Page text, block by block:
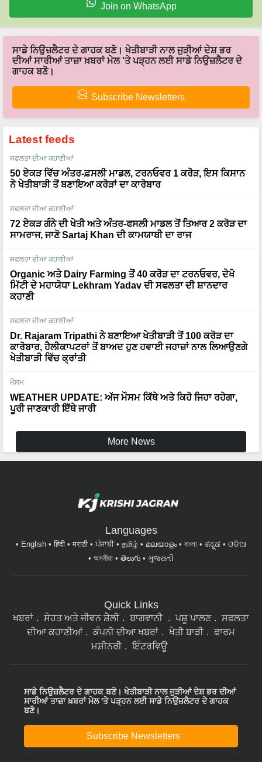
Join on WhatsApp
ਸਾਡੇ ਨਿਉਜ਼ਲੈਟਰ ਦੇ ਗਾਹਕ ਬਣੋ। ਖੇਤੀਬਾੜੀ ਨਾਲ ਜੁੜੀਆਂ ਦੇਸ਼ ਭਰ
ਦੀਆਂ ਸਾਰੀਆਂ ਤਾਜ਼ਾ ਖ਼ਬਰਾਂ ਮੇਲ 'ਤੇ ਪੜ੍ਹਨ ਲਈ ਸਾਡੇ ਨਿਉਜ਼ਲੈਟਰ ਦੇ
ਗਾਹਕ ਬਣੋ।
Subscribe Newsletters
Latest feeds
ਸਫਲਤਾ ਦੀਆ ਕਹਾਣੀਆਂ
50 ਏਕੜ ਵਿੱਚ ਅੰਤਰ-ਫ਼ਸਲੀ ਮਾਡਲ, ਟਰਨਓਵਰ 1 ਕਰੋੜ, ਇਸ ਕਿਸਾਨ
ਨੇ ਖੇਤੀਬਾੜੀ ਤੋਂ ਬਣਾਇਆ ਕਰੋੜਾਂ ਦਾ ਕਾਰੋਬਾਰ
ਸਫਲਤਾ ਦੀਆ ਕਹਾਣੀਆਂ
72 ਏਕੜ ਗੰਨੇ ਦੀ ਖੇਤੀ ਅਤੇ ਅੰਤਰ-ਫਸਲੀ ਮਾਡਲ ਤੋਂ ਤਿਆਰ 2 ਕਰੋੜ ਦਾ
ਸਾਮਰਾਜ, ਜਾਣੋ Sartaj Khan ਦੀ ਕਾਮਯਾਬੀ ਦਾ ਰਾਜ
ਸਫਲਤਾ ਦੀਆ ਕਹਾਣੀਆਂ
Organic ਅਤੇ Dairy Farming ਤੋਂ 40 ਕਰੋੜ ਦਾ ਟਰਨਓਵਰ, ਦੇਖੋ
ਮਿੱਟੀ ਦੇ ਮਹਾਯੋਧਾ Lekhram Yadav ਦੀ ਸਫਲਤਾ ਦੀ ਸ਼ਾਨਦਾਰ
ਕਹਾਣੀ
ਸਫਲਤਾ ਦੀਆ ਕਹਾਣੀਆਂ
Dr. Rajaram Tripathi ਨੇ ਬਣਾਇਆ ਖੇਤੀਬਾੜੀ ਤੋਂ 100 ਕਰੋੜ ਦਾ
ਕਾਰੋਬਾਰ, ਹੈਲੀਕਾਪਟਰਾਂ ਤੋਂ ਬਾਅਦ ਹੁਣ ਹਵਾਈ ਜਹਾਜ਼ਾਂ ਨਾਲ ਲਿਆਉਣਗੇ
ਖੇਤੀਬਾੜੀ ਵਿੱਚ ਕ੍ਰਾਂਤੀ
ਮੌਸਮ
WEATHER UPDATE: ਅੱਜ ਮੌਸਮ ਕਿੱਥੇ ਅਤੇ ਕਿਹੋ ਜਿਹਾ ਰਹੇਗਾ,
ਪੂਰੀ ਜਾਣਕਾਰੀ ਇੱਥੇ ਜਾਰੀ
More News
Languages
English हिंदी मराठी ਪੰਜਾਬੀ தமிழ் മലയാളം বাংলা ಕನ್ನಡ
ଓଡିଆ
অসমীয়া
తెలుగు ગુજરાતી
Quick Links
ਖਬਰਾਂ ਸੇਹਤ ਅਤੇ ਜੀਵਨ ਸ਼ੈਲੀ ਬਾਗਵਾਨੀ ਪਸ਼ੂ ਪਾਲਣ
ਸਫਲਤਾ
ਦੀਆ ਕਹਾਣੀਆਂ
ਕੰਪਨੀ ਦੀਆ ਖਬਰਾਂ ਖੇਤੀ ਬਾੜੀ
ਫਾਰਮ
ਮਸ਼ੀਨਰੀ
ਇੰਟਰਵਿਊ
ਸਾਡੇ ਨਿਉਜ਼ਲੈਟਰ ਦੇ ਗਾਹਕ ਬਣੋ। ਖੇਤੀਬਾੜੀ ਨਾਲ ਜੁੜੀਆਂ ਦੇਸ਼ ਭਰ ਦੀਆਂ
ਸਾਰੀਆਂ ਤਾਜ਼ਾ ਖ਼ਬਰਾਂ ਮੇਲ 'ਤੇ ਪੜ੍ਹਨ ਲਈ ਸਾਡੇ ਨਿਉਜ਼ਲੈਟਰ ਦੇ ਗਾਹਕ
ਬਣੋ।
Subscribe Newsletters